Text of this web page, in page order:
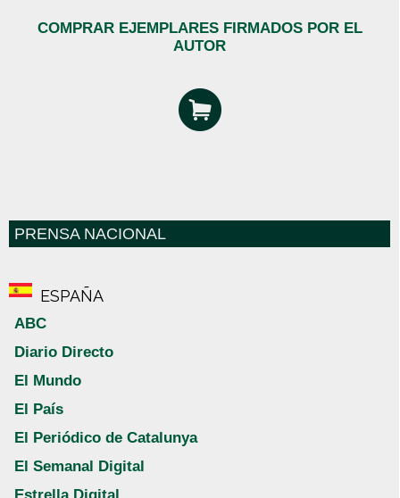
COMPRAR EJEMPLARES FIRMADOS POR EL
AUTOR
PRENSA NACIONAL
ESPAÑA
ABC
Diario Directo
El Mundo
El País
El Periódico de Catalunya
El Semanal Digital